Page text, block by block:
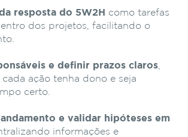
resposta do 5W2H como tarefas
dos projetos, facilitando o
e definir prazos claros
ação tenha dono e seja
certo.
e validar hipóteses em
informações e